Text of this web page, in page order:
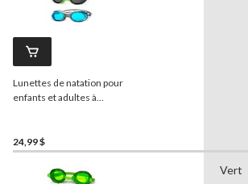
Lunettes de natation pour
enfants et adultes à
24,99 $
Vert